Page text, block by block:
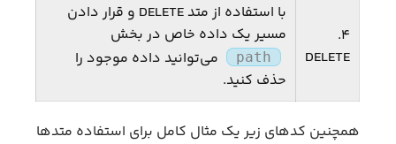
۴.
DELETE
با استفاده از متد DELETE و قرار دادن
مسیر یک داده خاص در بخش
path
می‌توانید داده موجود را
حذف کنید.
همچنین کدهای زیر یک مثال کامل برای استفاده متدها